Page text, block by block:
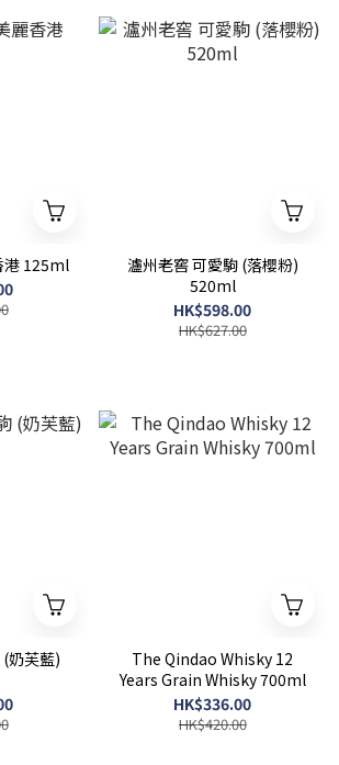
港 125ml
瀘州老窖 可愛駒 (落櫻粉)
520ml
HK$598.00
HK$627.00
奶芙藍)
The Qindao Whisky 12
Years Grain Whisky 700ml
HK$336.00
HK$420.00